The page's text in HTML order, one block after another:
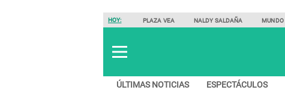
HOY: PLAZA VEA NALDY SALDAÑA MUNDO
ÚLTIMAS NOTICIAS ESPECTÁCULOS